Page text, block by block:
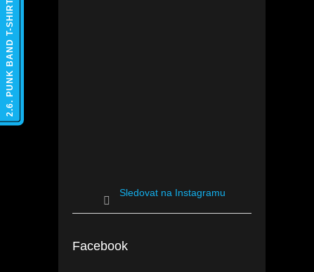
Sledovat na Instagramu
Facebook
2.6. PUNK BAND T-SHIRTS